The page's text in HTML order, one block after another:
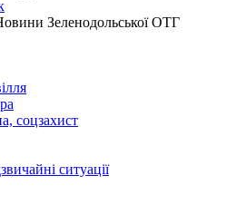
Зеленодольської ОТГ
соцзахист
ситуації